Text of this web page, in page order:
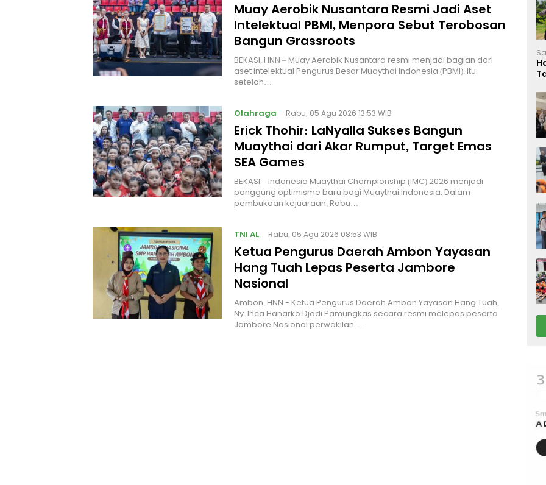
Muay Aerobik Nusantara Resmi Jadi Aset
Intelektual PBMI, Menpora Sebut Terobosan
Bangun Grassroots
BEKASI, HNN – Muay Aerobik Nusantara resmi menjadi bagian dari
aset intelektual Pengurus Besar Muaythai Indonesia (PBMI). Itu
setelah…
Olahraga Rabu, 05 Agu 2026 13:53 WIB
Erick Thohir: LaNyalla Sukses Bangun
Muaythai dari Akar Rumput, Target Emas
SEA Games
BEKASI – Indonesia Muaythai Championship (IMC) 2026 menjadi
panggung optimisme baru bagi Muaythai Indonesia. Dalam
pembukaan kejuaraan, Rabu…
TNI AL Rabu, 05 Agu 2026 08:53 WIB
Ketua Pengurus Daerah Ambon Yayasan
Hang Tuah Lepas Peserta Jambore
Nasional
Ambon, HNN - Ketua Pengurus Daerah Ambon Yayasan Hang Tuah,
Ny. Inca Hanarko Djodi Pamungkas secara resmi melepas peserta
Jambore Nasional perwakilan…